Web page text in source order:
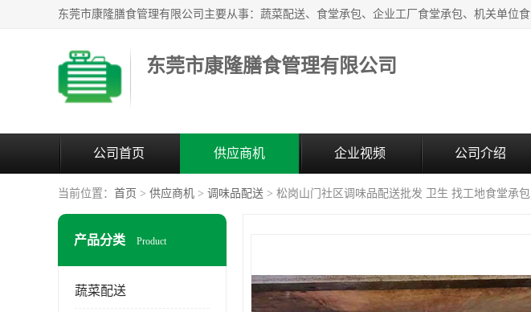
东莞市康隆膳食管理有限公司
公司首页 供应商机 企业视频 公司介绍
当前位置： 首页 > 供应商机 > 调味品配送 > 松岗山门社区调味品配送批发 卫生 找工地食堂承包
产品分类 Product
蔬菜配送